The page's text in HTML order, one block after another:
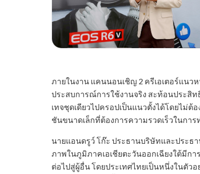
ภายในงาน แคนนอนเชิญ 2 ครีเอเตอร์แนว
ประสบการณ์การใช้งานจริง สะท้อนประสิท
เทจชุดเดียวไปครอปเป็นแนวตั้งได้โดยไม่
ชันขนาดเล็กที่ต้องการความรวดเร็วในกา
นายแอนดรูว์ โก๊ะ ประธานบริษัทและประธ
ภาพในภูมิภาคเอเชียตะวันออกเฉียงใต้มีกา
ต่อไปสู่ผู้อื่น โดยประเทศไทยเป็นหนึ่งในตัว